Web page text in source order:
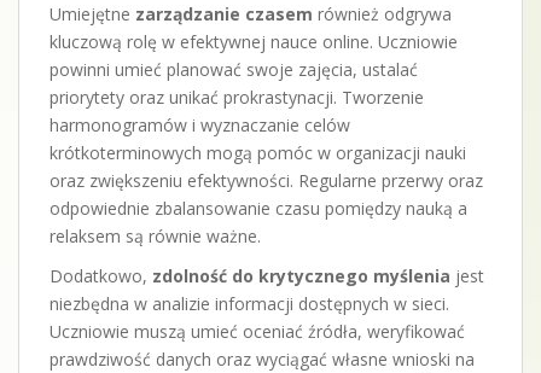
Umiejętne zarządzanie czasem również odgrywa
kluczową rolę w efektywnej nauce online. Uczniowie
powinni umieć planować swoje zajęcia, ustalać
priorytety oraz unikać prokrastynacji. Tworzenie
harmonogramów i wyznaczanie celów
krótkoterminowych mogą pomóc w organizacji nauki
oraz zwiększeniu efektywności. Regularne przerwy oraz
odpowiednie zbalansowanie czasu pomiędzy nauką a
relaksem są równie ważne.
Dodatkowo, zdolność do krytycznego myślenia jest
niezbędna w analizie informacji dostępnych w sieci.
Uczniowie muszą umieć oceniać źródła, weryfikować
prawdziwość danych oraz wyciągać własne wnioski na